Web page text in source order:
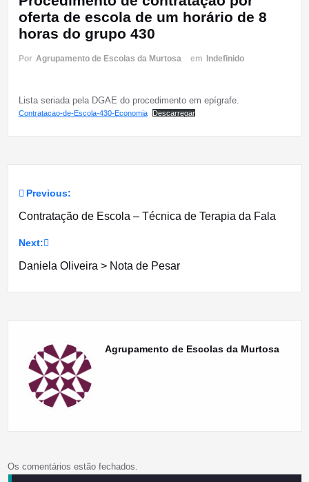
oferta de escola de um horário de 8
horas do grupo 430
Por Agrupamento de Escolas da Murtosa em Indefinido
Lista seriada pela DGAE do procedimento em epígrafe.
Contratacao-de-Escola-430-Economia Descarregar
Navegação
artigos
Previous:
Contratação de Escola – Técnica de Terapia da Fala
Next:
Daniela Oliveira > Nota de Pesar
Agrupamento de Escolas da Murtosa
Os comentários estão fechados.